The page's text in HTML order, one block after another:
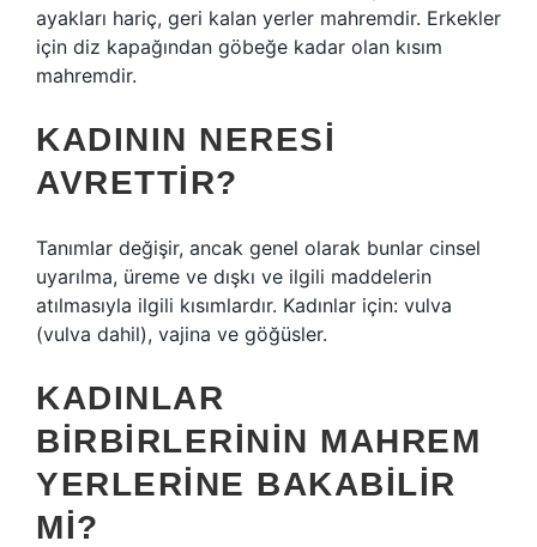
ayakları hariç, geri kalan yerler mahremdir. Erkekler
için diz kapağından göbeğe kadar olan kısım
mahremdir.
KADININ NERESI
AVRETTIR?
Tanımlar değişir, ancak genel olarak bunlar cinsel
uyarılma, üreme ve dışkı ve ilgili maddelerin
atılmasıyla ilgili kısımlardır. Kadınlar için: vulva
(vulva dahil), vajina ve göğüsler.
KADINLAR
BIRBIRLERININ MAHREM
YERLERINE BAKABILIR
MI?